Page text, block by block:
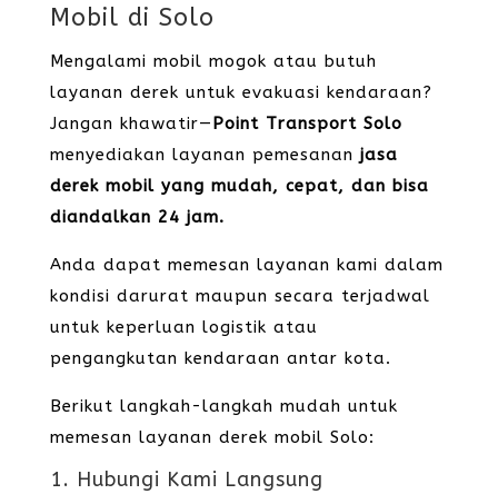
Mobil di Solo
Mengalami mobil mogok atau butuh
layanan derek untuk evakuasi kendaraan?
Jangan khawatir—Point Transport Solo
menyediakan layanan pemesanan jasa
derek mobil yang mudah, cepat, dan bisa
diandalkan 24 jam.
Anda dapat memesan layanan kami dalam
kondisi darurat maupun secara terjadwal
untuk keperluan logistik atau
pengangkutan kendaraan antar kota.
Berikut langkah-langkah mudah untuk
memesan layanan derek mobil Solo:
1. Hubungi Kami Langsung